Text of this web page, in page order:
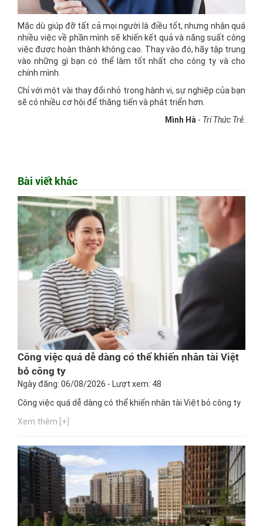
Mặc dù giúp đỡ tất cả mọi người là điều tốt, nhưng nhận quá
nhiều việc về phần mình sẽ khiến kết quả và năng suất công
việc được hoàn thành không cao. Thay vào đó, hãy tập trung
vào những gì bạn có thể làm tốt nhất cho công ty và cho
chính mình.
Chỉ với một vài thay đổi nhỏ trong hành vi, sự nghiệp của bạn
sẽ có nhiều cơ hội để thăng tiến và phát triển hơn.
Mình Hà - Trí Thức Trẻ.
Bài viết khác
Công việc quá dễ dàng có thể khiến nhân tài Việt
bỏ công ty
Ngày đăng: 06/08/2026 - Lượt xem: 48
Công việc quá dễ dàng có thể khiến nhân tài Việt bỏ công ty
Xem thêm [+]